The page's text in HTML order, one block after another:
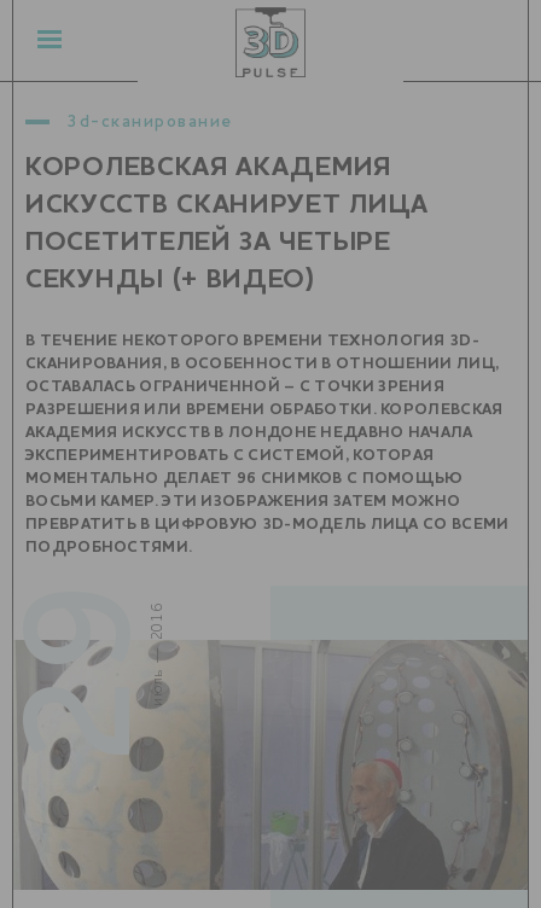
3d-сканирование
КОРОЛЕВСКАЯ АКАДЕМИЯ
ИСКУССТВ СКАНИРУЕТ ЛИЦА
ПОСЕТИТЕЛЕЙ ЗА ЧЕТЫРЕ
СЕКУНДЫ (+ ВИДЕО)
В ТЕЧЕНИЕ НЕКОТОРОГО ВРЕМЕНИ ТЕХНОЛОГИЯ 3D-
СКАНИРОВАНИЯ, В ОСОБЕННОСТИ В ОТНОШЕНИИ ЛИЦ,
ОСТАВАЛАСЬ ОГРАНИЧЕННОЙ – С ТОЧКИ ЗРЕНИЯ
РАЗРЕШЕНИЯ ИЛИ ВРЕМЕНИ ОБРАБОТКИ. КОРОЛЕВСКАЯ
АКАДЕМИЯ ИСКУССТВ В ЛОНДОНЕ НЕДАВНО НАЧАЛА
ЭКСПЕРИМЕНТИРОВАТЬ С СИСТЕМОЙ, КОТОРАЯ
МОМЕНТАЛЬНО ДЕЛАЕТ 96 СНИМКОВ С ПОМОЩЬЮ
ВОСЬМИ КАМЕР. ЭТИ ИЗОБРАЖЕНИЯ ЗАТЕМ МОЖНО
ПРЕВРАТИТЬ В ЦИФРОВУЮ 3D-МОДЕЛЬ ЛИЦА СО ВСЕМИ
ПОДРОБНОСТЯМИ.
29
июль — 2016